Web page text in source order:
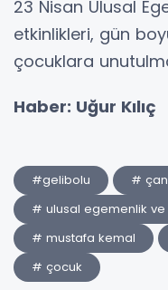
23 Nisan Ulusal
etkinlikleri, gün
çocuklara
Haber: Uğur Kılıç
#gelibolu #
# ulusal egemenlik ve
# mustafa kemal
# çocuk